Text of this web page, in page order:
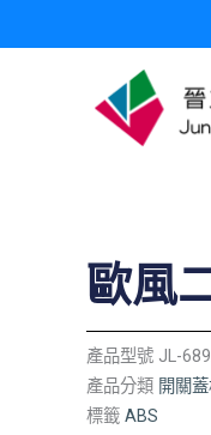
至
歐風
產品型號 JL-
產品分類 開關
標籤 ABS